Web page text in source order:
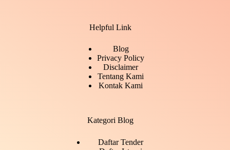
Helpful Link
Blog
Privacy Policy
Disclaimer
Tentang Kami
Kontak Kami
Kategori Blog
Daftar Tender